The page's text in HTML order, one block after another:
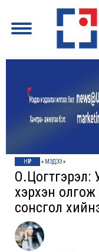
НҮҮР » МЭДЭЭ»
О.Цогтгэрэл:
хэрхэн олгож
сонсгол